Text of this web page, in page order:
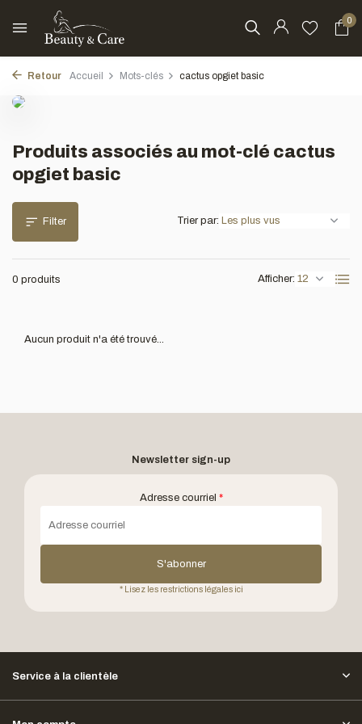
0
Retour Accueil Mots-clés cactus opgiet basic
Produits associés au mot-clé cactus
opgiet basic
Filter
0 produits Afficher:
Trier par:
Aucun produit n'a été trouvé...
Newsletter sign-up
Adresse courriel *
S'abonner
* Lisez les restrictions légales ici
Service à la clientèle